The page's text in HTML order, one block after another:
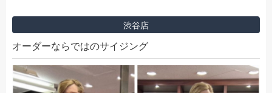
渋谷店
オーダーならではのサイジング